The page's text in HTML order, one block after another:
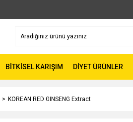
BİTKİSEL KARIŞIM DİYET ÜRÜNLER
KOREAN RED GINSENG Extract